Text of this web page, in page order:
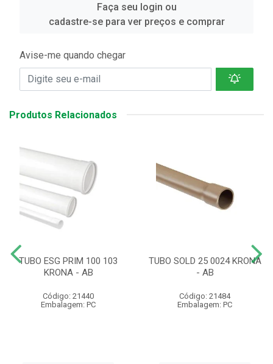
Faça seu login ou
cadastre-se para ver preços e comprar
Avise-me quando chegar
Produtos Relacionados
TUBO ESG PRIM 100 103
KRONA - AB
Código: 21440
Embalagem: PC
TUBO SOLD 25 0024 KRONA
- AB
Código: 21484
Embalagem: PC